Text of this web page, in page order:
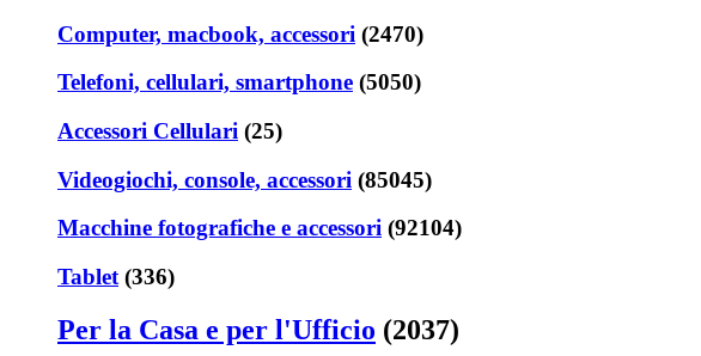
Computer, macbook, accessori (2470)
Telefoni, cellulari, smartphone (5050)
Accessori Cellulari (25)
Videogiochi, console, accessori (85045)
Macchine fotografiche e accessori (92104)
Tablet (336)
Per la Casa e per l'Ufficio (2037)